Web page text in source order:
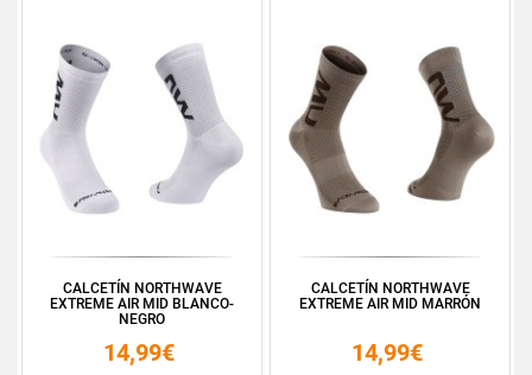
CALCETÍN NORTHWAVE
EXTREME AIR MID BLANCO-
NEGRO
14,99€
CALCETÍN NORTHWAVE
EXTREME AIR MID MARRÓN
14,99€